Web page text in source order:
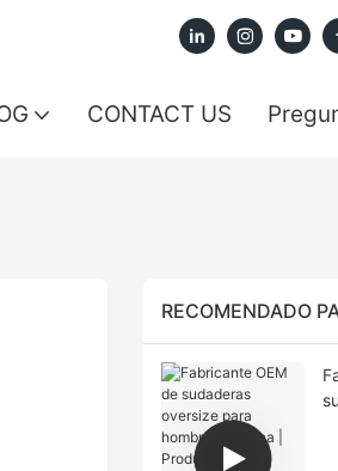
CONTACT US
RECOMENDADO